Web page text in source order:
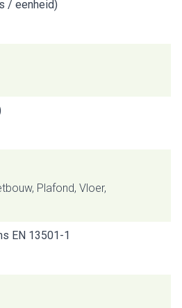
/ eenheid)
Plafond, Vloer,
EN 13501-1